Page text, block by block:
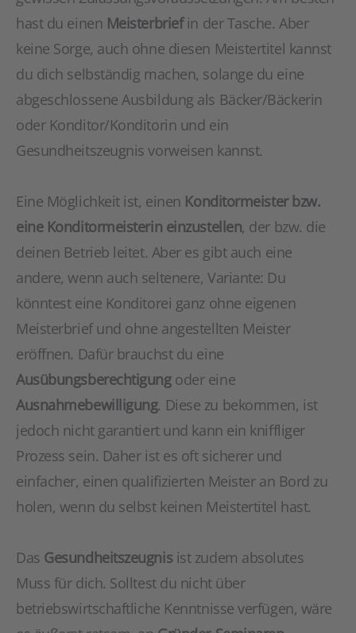
hast du einen Meisterbriefin der Tasche. Aber
keine Sorge, auch ohne diesen Meistertitel kannst
du dich selbständig machen, solange du eine
abgeschlossene Ausbildung als Bäcker/Bäckerin
oder Konditor/Konditorin und ein
Gesundheitszeugnis vorweisen kannst.
Eine Möglichkeit ist, einen Konditormeister bzw.
eine Konditormeisterin einzustellen, der bzw. die
deinen Betrieb leitet. Aber es gibt auch eine
andere, wenn auch seltenere, Variante: Du
könntest eine Konditorei ganz ohne eigenen
Meisterbrief und ohne angestellten Meister
eröffnen. Dafür brauchst du eine
Ausübungsberechtigungoder eine
Ausnahmebewilligung. Diese zu bekommen, ist
jedoch nicht garantiert und kann ein kniffliger
Prozess sein. Daher ist es oft sicherer und
einfacher, einen qualifizierten Meister an Bord zu
holen, wenn du selbst keinen Meistertitel hast.
Das Gesundheitszeugnis ist zudem absolutes
Muss für dich. Solltest du nicht über
betriebswirtschaftliche Kenntnisse verfügen, wäre